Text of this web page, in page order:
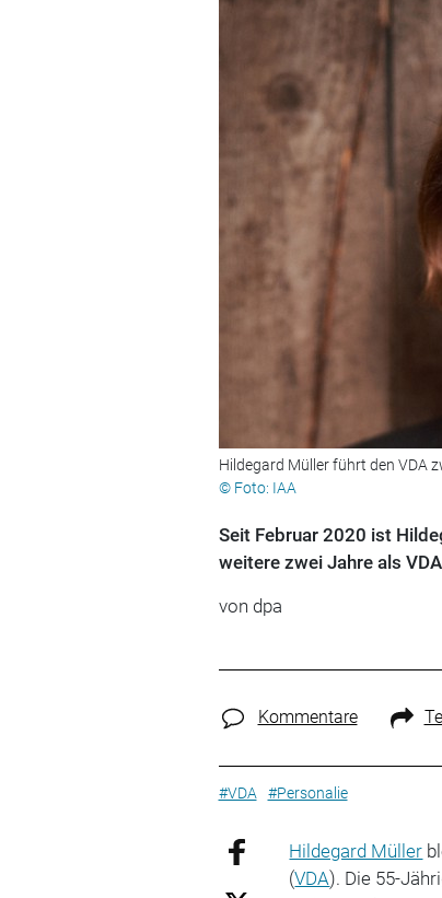
Hildegard Müller führt den VDA
© Foto: IAA
Seit Februar 2020 ist
weitere zwei Jahre als
von dpa
Kommentare
#VDA #Personalie
Hildegard Müller
(VDA). Die 55-